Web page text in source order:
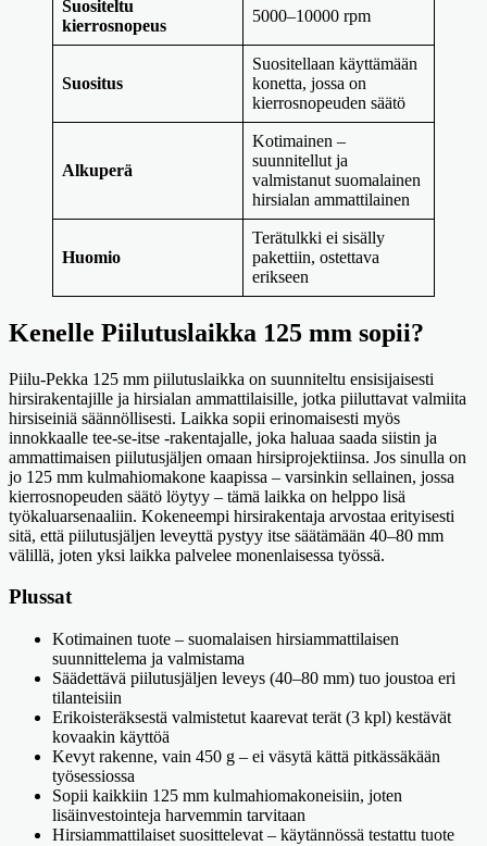
Suositeltu
kierrosnopeus
5000–10000 rpm
Suositus
Suositellaan käyttämään
konetta, jossa on
kierrosnopeuden säätö
Alkuperä
Kotimainen –
suunnitellut ja
valmistanut suomalainen
hirsialan ammattilainen
Huomio
Terätulkki ei sisälly
pakettiin, ostettava
erikseen
Kenelle Piilutuslaikka 125 mm sopii?
Piilu-Pekka 125 mm piilutuslaikka on suunniteltu ensisijaisesti
hirsirakentajille ja hirsialan ammattilaisille, jotka piiluttavat valmiita
hirsiseiniä säännöllisesti. Laikka sopii erinomaisesti myös
innokkaalle tee-se-itse -rakentajalle, joka haluaa saada siistin ja
ammattimaisen piilutusjäljen omaan hirsiprojektiinsa. Jos sinulla on
jo 125 mm kulmahiomakone kaapissa – varsinkin sellainen, jossa
kierrosnopeuden säätö löytyy – tämä laikka on helppo lisä
työkaluarsenaaliin. Kokeneempi hirsirakentaja arvostaa erityisesti
sitä, että piilutusjäljen leveyttä pystyy itse säätämään 40–80 mm
välillä, joten yksi laikka palvelee monenlaisessa työssä.
Plussat
Kotimainen tuote – suomalaisen hirsiammattilaisen
suunnittelema ja valmistama
Säädettävä piilutusjäljen leveys (40–80 mm) tuo joustoa eri
tilanteisiin
Erikoisteräksestä valmistetut kaarevat terät (3 kpl) kestävät
kovaakin käyttöä
Kevyt rakenne, vain 450 g – ei väsytä kättä pitkässäkään
työsessiossa
Sopii kaikkiin 125 mm kulmahiomakoneisiin, joten
lisäinvestointeja harvemmin tarvitaan
Hirsiammattilaiset suosittelevat – käytännössä testattu tuote